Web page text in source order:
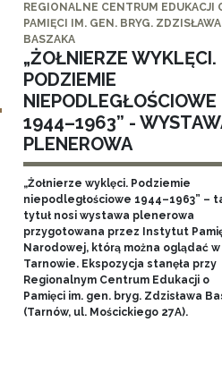
REGIONALNE CENTRUM EDUKACJI
PAMIĘCI IM. GEN. BRYG. ZDZISŁAWA
BASZAKA
„ŻOŁNIERZE WYKLĘCI.
PODZIEMIE
NIEPODLEGŁOŚCIOWE
1944–1963” -
PLENEROWA
„Żołnierze wyklęci. Podziemie
niepodległościowe 1944–1963” –
tytuł nosi wystawa plenerowa
przygotowana przez Instytut
Narodowej, którą można oglądać w
Tarnowie. Ekspozycja stanęła przy
Regionalnym Centrum Edukacji o
Pamięci im. gen. bryg. Zdzisława
(Tarnów, ul. Mościckiego 27A).